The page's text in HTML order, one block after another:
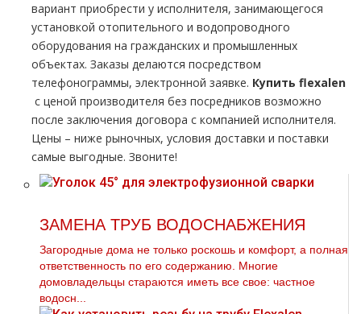
вариант приобрести у исполнителя, занимающегося
установкой отопительного и водопроводного
оборудования на гражданских и промышленных
объектах. Заказы делаются посредством
телефонограммы, электронной заявке. Купить flехalеn
с ценой производителя без посредников возможно
после заключения договора с компанией исполнителя.
Цены – ниже рыночных, условия доставки и поставки
самые выгодные. Звоните!
ЗАМЕНА ТРУБ ВОДОСНАБЖЕНИЯ
Загородные дoма не только роскошь и комфорт, а полная
ответственность по его содержанию. Многие
дoмовладельцы стараются иметь все свое: частное
вoдoсн...